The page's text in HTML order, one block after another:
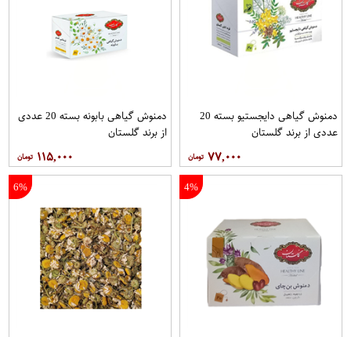
دمنوش گیاهی دایجستیو بسته 20
عددی از برند گلستان
۷۷,۰۰۰
دمنوش گیاهی بابونه بسته 20 عددی
از برند گلستان
۱۱۵,۰۰۰
4%
6%